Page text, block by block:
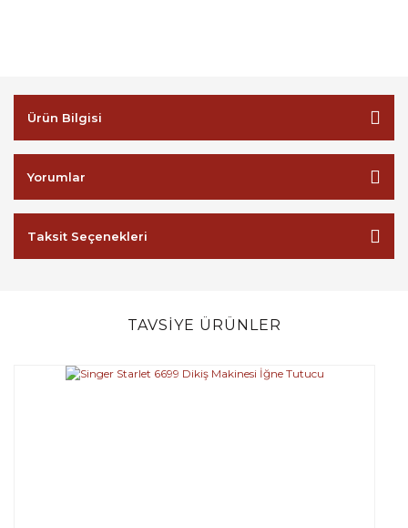
Ürün Bilgisi
Yorumlar
Taksit Seçenekleri
TAVSİYE ÜRÜNLER